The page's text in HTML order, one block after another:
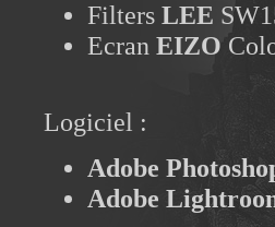
Filters LEE
Ecran EIZO
Logiciel :
Adobe
Adobe